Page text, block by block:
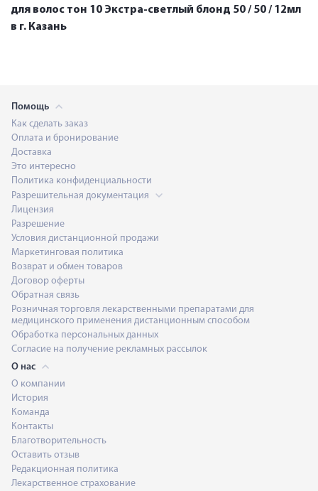
для волос тон 10 Экстра-светлый блонд 50 / 50 / 12мл
в г. Казань
Помощь
Как сделать заказ
Оплата и бронирование
Доставка
Это интересно
Политика конфиденциальности
Разрешительная документация
Лицензия
Разрешение
Условия дистанционной продажи
Маркетинговая политика
Возврат и обмен товаров
Договор оферты
Обратная связь
Розничная торговля лекарственными препаратами для
медицинского применения дистанционным способом
Обработка персональных данных
Согласие на получение рекламных рассылок
О нас
О компании
История
Команда
Контакты
Благотворительность
Оставить отзыв
Редакционная политика
Лекарственное страхование